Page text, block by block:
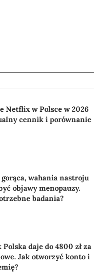
Netflix w Polsce w 2026
cennik i porównanie
wahania nastroju
objawy menopauzy.
badania?
Polska daje do 4800 zł za
Jak otworzyć konto i